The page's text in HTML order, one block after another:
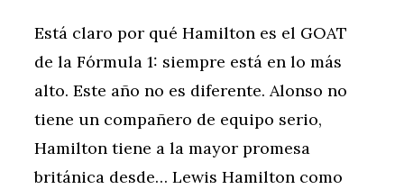
Está claro por qué Hamilton es el GOAT
de la Fórmula 1: siempre está en lo más
alto. Este año no es diferente. Alonso no
tiene un compañero de equipo serio,
Hamilton tiene a la mayor promesa
británica desde… Lewis Hamilton como